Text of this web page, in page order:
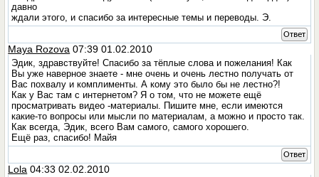
давно
ждали этого, и спасибо за интересные темы и переводы. Э.
Ответ
Maya Rozova 07:39 01.02.2010
Эдик, здравствуйте! Спасибо за тёплые слова и пожелания! Как
Вы уже наверное знаете - мне очень и очень лестно получать от
Вас похвалу и комплименты. А кому это было бы не лестно?!
Как у Вас там с интернетом? Я о том, что не можете ещё
просматривать видео -материалы. Пишите мне, если имеются
какие-то вопросы или мысли по материалам, а можно и просто так.
Как всегда, Эдик, всего Вам самого, самого хорошего.
Ещё раз, спасибо! Майя
Ответ
Lola 04:33 02.02.2010